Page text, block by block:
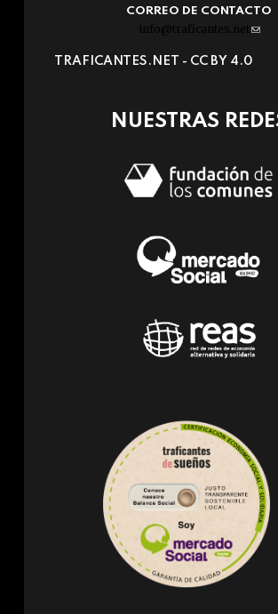
CORREO DE CONTACTO
info@traficantes.net (link
e-
TRAFICANTES.NET - CC BY 4.0
NUESTRAS